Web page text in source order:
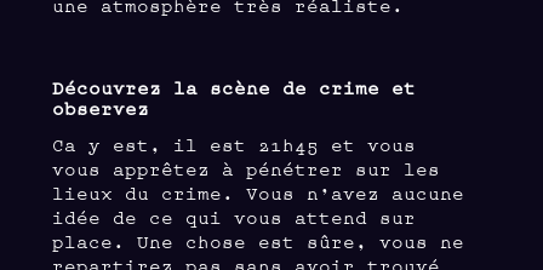
Découvrez la scène de crime et
observez
Ca y est, il est 21h45 et vous
vous apprêtez à pénétrer sur les
lieux du crime. Vous n’avez aucune
idée de ce qui vous attend sur
place. Une chose est sûre, vous ne
repartirez pas sans avoir trouvé